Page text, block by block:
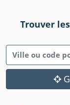
Trouver